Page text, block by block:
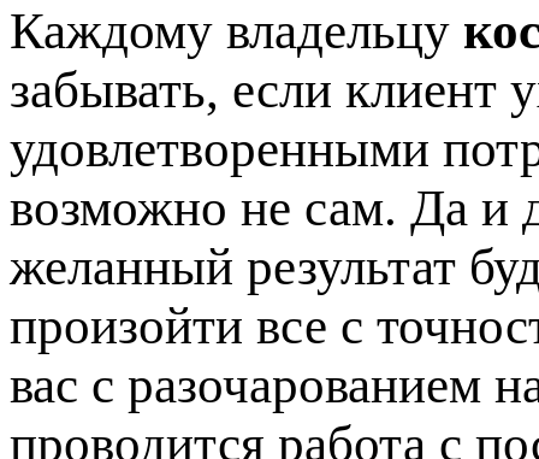
Каждому владельцу
забывать, если клиент
удовлетворенными
возможно не сам. Да и
желанный результат
произойти все с
вас с разочарованием
проводится работа с